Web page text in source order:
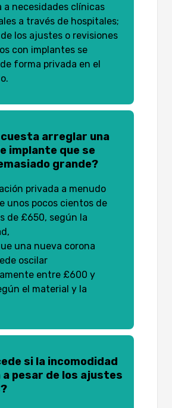
a necesidades clínicas
a través de hospitales;
los ajustes o revisiones
con implantes se
forma privada en el
arreglar una
implante que se
grande?
privada a menudo
unos pocos cientos de
de £650, según la
una nueva corona
oscilar
entre £600 y
el material y la
si la incomodidad
pesar de los ajustes